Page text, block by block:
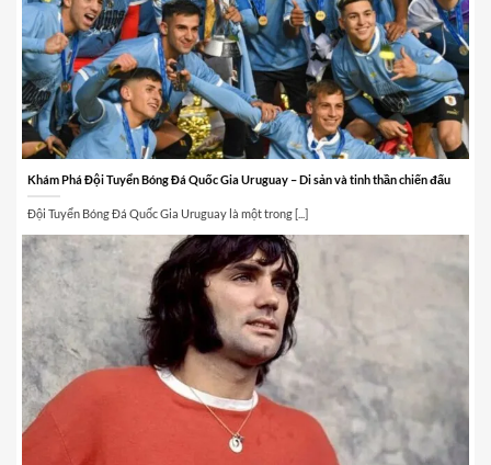
Khám Phá Đội Tuyển Bóng Đá Quốc Gia Uruguay – Di sản và tinh thần chiến đấu
Đội Tuyển Bóng Đá Quốc Gia Uruguay là một trong [...]